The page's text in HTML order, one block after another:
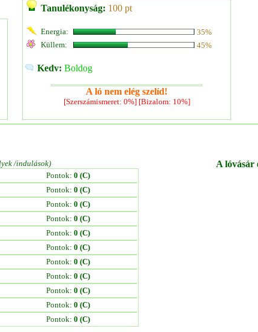
Tanulékonyság: 100 pt
Energia:
35%
Küllem:
45%
Kedv: Boldog
A ló nem elég szelíd!
[Szerszámismeret: 0%] [Bizalom: 10%]
/indulások)
Pontok: 0 (C)
Pontok: 0 (C)
Pontok: 0 (C)
Pontok: 0 (C)
Pontok: 0 (C)
Pontok: 0 (C)
Pontok: 0 (C)
Pontok: 0 (C)
Pontok: 0 (C)
Pontok: 0 (C)
Pontok: 0 (C)
A lóvásár